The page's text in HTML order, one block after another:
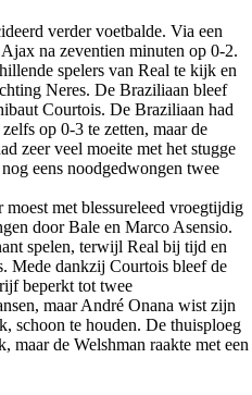
verder voetbalde. Via een
na zeventien minuten op 0-2.
spelers van Real te kijk en
Neres. De Braziliaan bleef
Courtois. De Braziliaan had
op 0-3 te zetten, maar de
zeer veel moeite met het stugge
eens noodgedwongen twee
met blessureleed vroegtijdig
door Bale en Marco Asensio.
spelen, terwijl Real bij tijd en
Mede dankzij Courtois bleef de
beperkt tot twee
maar André Onana wist zijn
schoon te houden. De thuisploeg
maar de Welshman raakte met een